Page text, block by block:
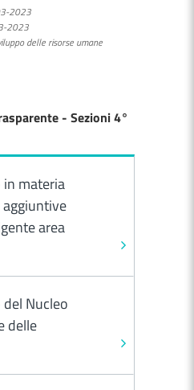
2023
2023
delle risorse umane
- Sezioni 4°
materia
area
Nucleo
delle